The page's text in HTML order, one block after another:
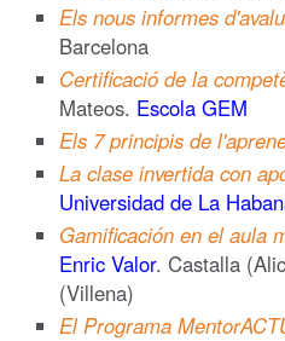
Els nous informes
Barcelona
Certificació de la
Mateos. Escola GEM
Els 7 principis de
La clase invertida con
Universidad de La
Gamificación en el aula
Enric Valor. Castalla
(Villena)
El Programa